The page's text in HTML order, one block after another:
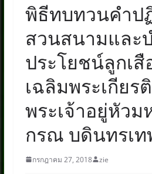
พิธีทบทวนคำ
สวนสนามและ
ประโยชน์ลูกเสื
เฉลิมพระเกียร
พระเจ้าอยู่หัวม
กรณ บดินทรเท
กรกฎาคม 27, 2018 zie